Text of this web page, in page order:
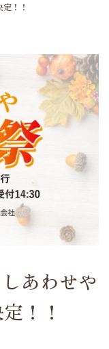
！！
あわせや
！！